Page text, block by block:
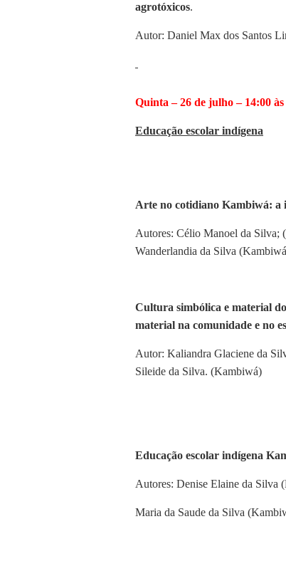
agrotóxicos.
Autor: Daniel Max dos Santos
Quinta – 26 de julho – 14:00 às
Educação escolar indígena
Arte no cotidiano Kambiwá: a
Autores: Célio Manoel da Silva;
Wanderlandia da Silva
Cultura simbólica e material
material na comunidade e no
Autor: Kaliandra Glaciene da
Sileide da Silva. (Kambiwá)
Educação escolar indígena
Autores: Denise Elaine da Silva
Maria da Saude da Silva